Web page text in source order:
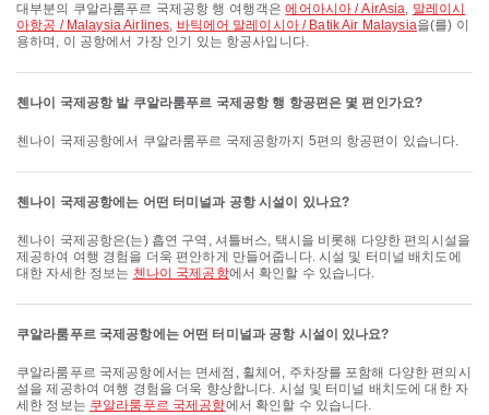
대부분의 쿠알라룸푸르 국제공항 행 여행객은에어아시아 / AirAsia, 말레이시
아항공 / Malaysia Airlines, 바틱에어 말레이시아 / Batik Air Malaysia을(를) 이
용하며, 이 공항에서 가장 인기 있는 항공사입니다.
첸나이 국제공항 발 쿠알라룸푸르 국제공항 행 항공편은 몇 편인가요?
첸나이 국제공항에서 쿠알라룸푸르 국제공항까지 5편의 항공편이 있습니다.
첸나이 국제공항에는 어떤 터미널과 공항 시설이 있나요?
첸나이 국제공항은(는) 흡연 구역, 셔틀버스, 택시을 비롯해 다양한 편의시설을
제공하여 여행 경험을 더욱 편안하게 만들어줍니다. 시설 및 터미널 배치도에
대한 자세한 정보는 첸나이 국제공항에서 확인할 수 있습니다.
쿠알라룸푸르 국제공항에는 어떤 터미널과 공항 시설이 있나요?
쿠알라룸푸르 국제공항에서는 면세점, 휠체어, 주차장를 포함해 다양한 편의시
설을 제공하여 여행 경험을 더욱 향상합니다. 시설 및 터미널 배치도에 대한 자
세한 정보는 쿠알라룸푸르 국제공항에서 확인할 수 있습니다.